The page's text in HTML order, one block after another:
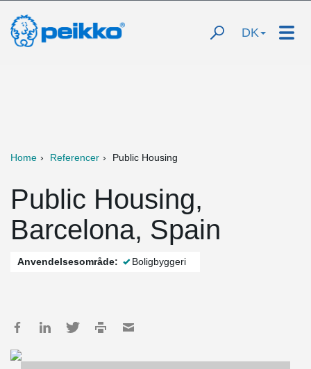
DK
Home Referencer Public Housing
Public Housing,
Barcelona, Spain
Anvendelsesområde: Boligbyggeri